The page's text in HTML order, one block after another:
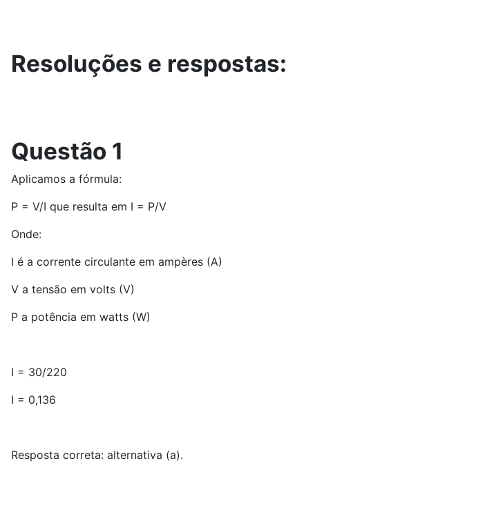
Resoluções e respostas:
Questão 1
Aplicamos a fórmula:
P = V/I que resulta em I = P/V
Onde:
I é a corrente circulante em ampères (A)
V a tensão em volts (V)
P a potência em watts (W)
I = 30/220
I = 0,136
Resposta correta: alternativa (a).